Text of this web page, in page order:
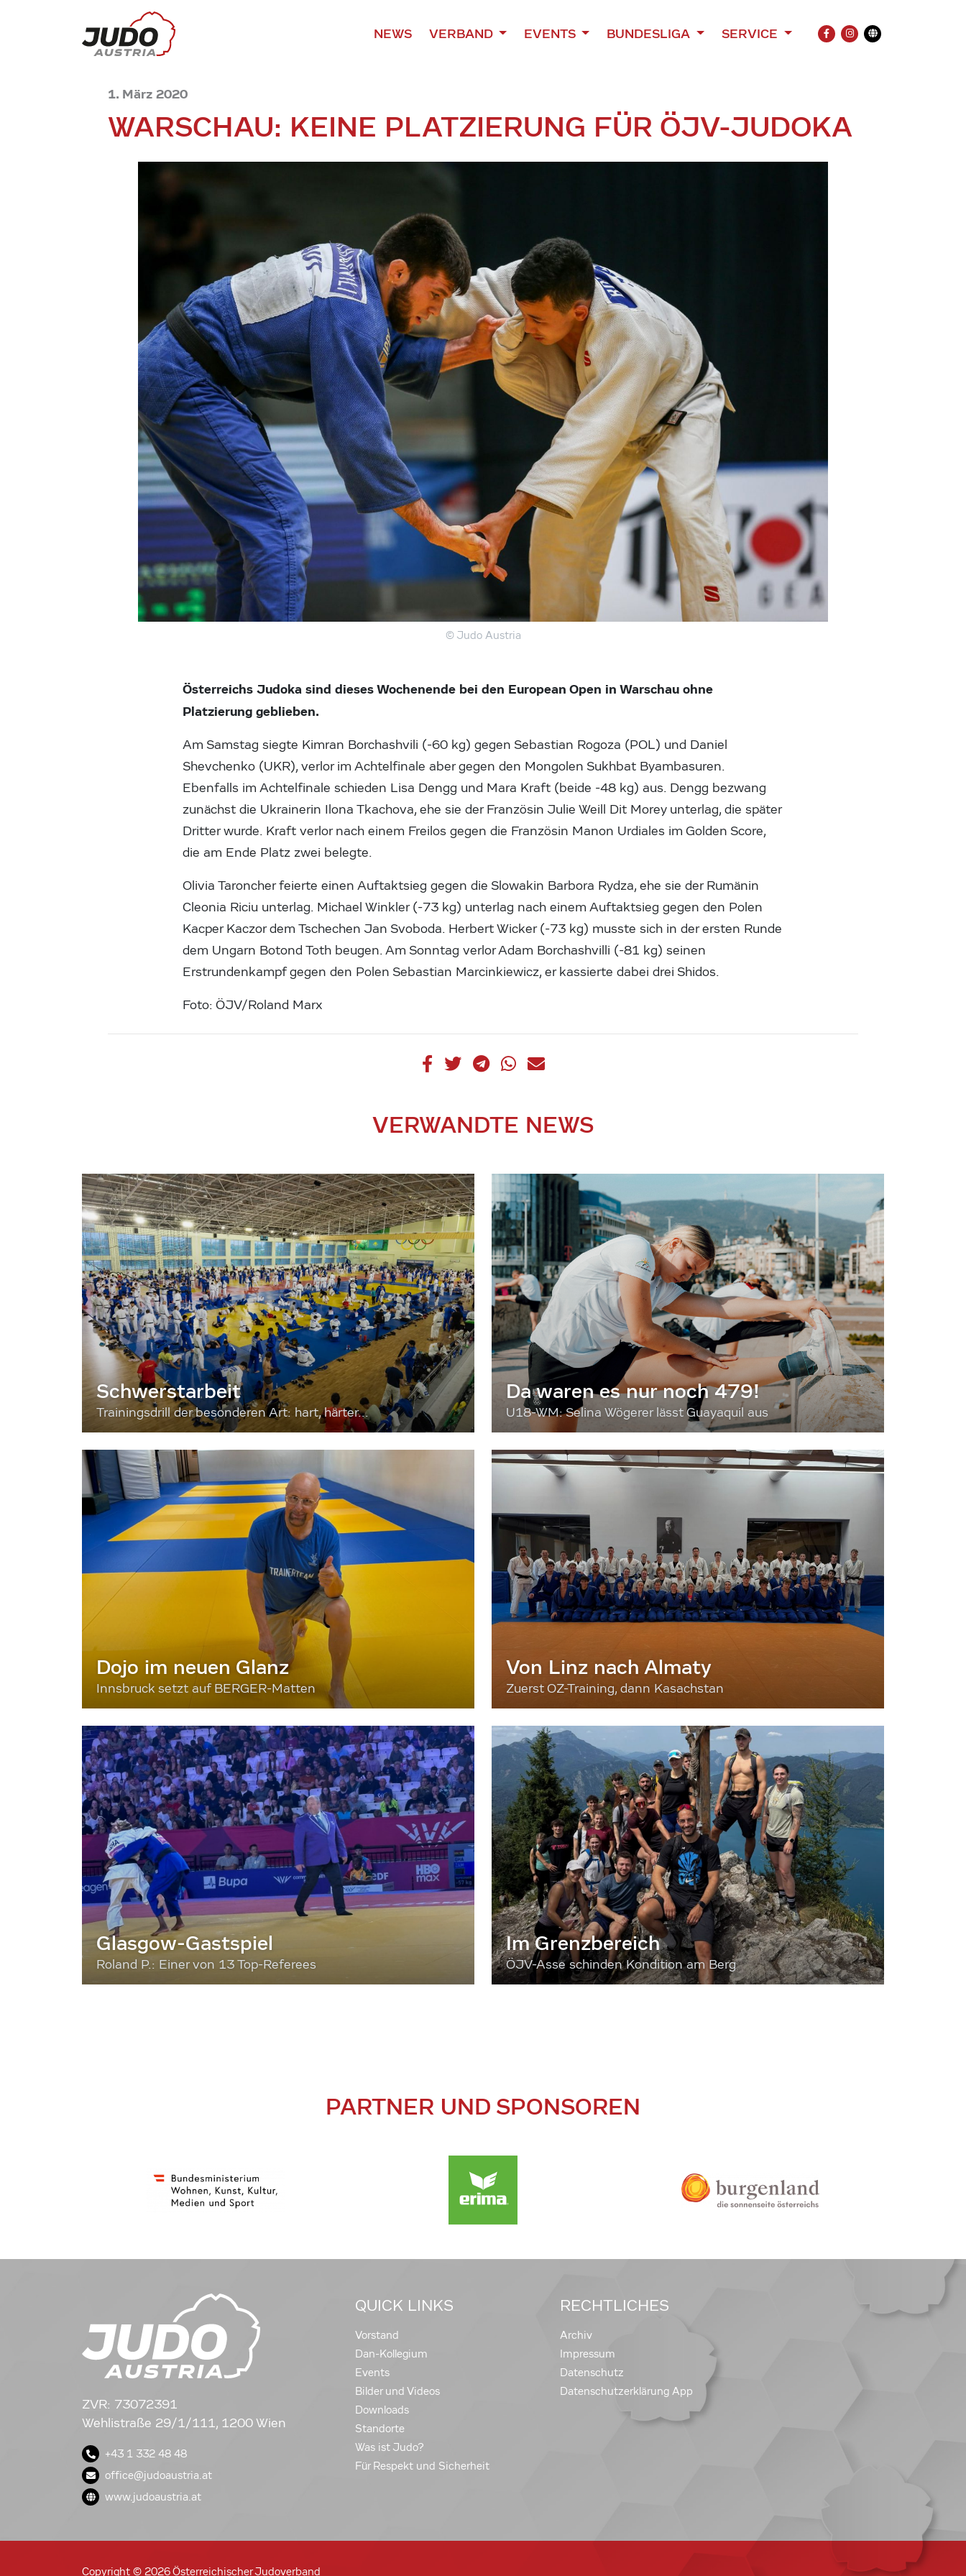
NEWS VERBAND EVENTS BUNDESLIGA SERVICE
FACEBOOK
INSTAGRAM
Übersetzung
1. März 2020
WARSCHAU: KEINE PLATZIERUNG FÜR ÖJV-JUDOKA
© Judo Austria
Österreichs Judoka sind dieses Wochenende bei den European Open in Warschau ohne
Platzierung geblieben.
Am Samstag siegte Kimran Borchashvili (-60 kg) gegen Sebastian Rogoza (POL) und Daniel
Shevchenko (UKR), verlor im Achtelfinale aber gegen den Mongolen Sukhbat Byambasuren.
Ebenfalls im Achtelfinale schieden Lisa Dengg und Mara Kraft (beide -48 kg) aus. Dengg bezwang
zunächst die Ukrainerin Ilona Tkachova, ehe sie der Französin Julie Weill Dit Morey unterlag, die später
Dritter wurde. Kraft verlor nach einem Freilos gegen die Französin Manon Urdiales im Golden Score,
die am Ende Platz zwei belegte.
Olivia Taroncher feierte einen Auftaktsieg gegen die Slowakin Barbora Rydza, ehe sie der Rumänin
Cleonia Riciu unterlag. Michael Winkler (-73 kg) unterlag nach einem Auftaktsieg gegen den Polen
Kacper Kaczor dem Tschechen Jan Svoboda. Herbert Wicker (-73 kg) musste sich in der ersten Runde
dem Ungarn Botond Toth beugen. Am Sonntag verlor Adam Borchashvilli (-81 kg) seinen
Erstrundenkampf gegen den Polen Sebastian Marcinkiewicz, er kassierte dabei drei Shidos.
Foto: ÖJV/Roland Marx
VERWANDTE NEWS
Schwerstarbeit
Trainingsdrill der besonderen Art: hart, härter...
Da waren es nur noch 479!
U18-WM: Selina Wögerer lässt Guayaquil aus
Dojo im neuen Glanz
Innsbruck setzt auf BERGER-Matten
Von Linz nach Almaty
Zuerst OZ-Training, dann Kasachstan
Glasgow-Gastspiel
Roland P.: Einer von 13 Top-Referees
Im Grenzbereich
ÖJV-Asse schinden Kondition am Berg
PARTNER UND SPONSOREN
ZVR: 73072391
Wehlistraße 29/1/111, 1200 Wien
+43 1 332 48 48
office@judoaustria.at
www.judoaustria.at
QUICK LINKS
Vorstand
Dan-Kollegium
Events
Bilder und Videos
Downloads
Standorte
Was ist Judo?
Für Respekt und Sicherheit
RECHTLICHES
Archiv
Impressum
Datenschutz
Datenschutzerklärung App
Copyright © 2026 Österreichischer Judoverband